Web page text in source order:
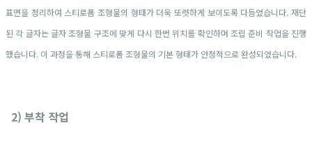
표면을 정리하여 스티로폼 조형물의 형태가 더욱 또렷하게 보이도록 다듬었습니다. 재단
된 각 글자는 글자 조형물 구조에 맞게 다시 한번 위치를 확인하며 조립 준비 작업을 진행
했습니다. 이 과정을 통해 스티로폼 조형물의 기본 형태가 안정적으로 완성되었습니다.
2) 부착 작업